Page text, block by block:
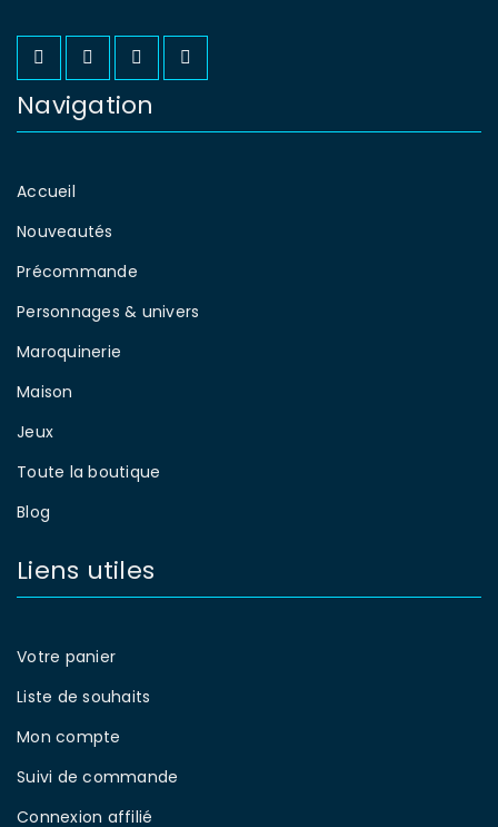
Navigation
Accueil
Nouveautés
Précommande
Personnages & univers
Maroquinerie
Maison
Jeux
Toute la boutique
Blog
Liens utiles
Votre panier
Liste de souhaits
Mon compte
Suivi de commande
Connexion affilié